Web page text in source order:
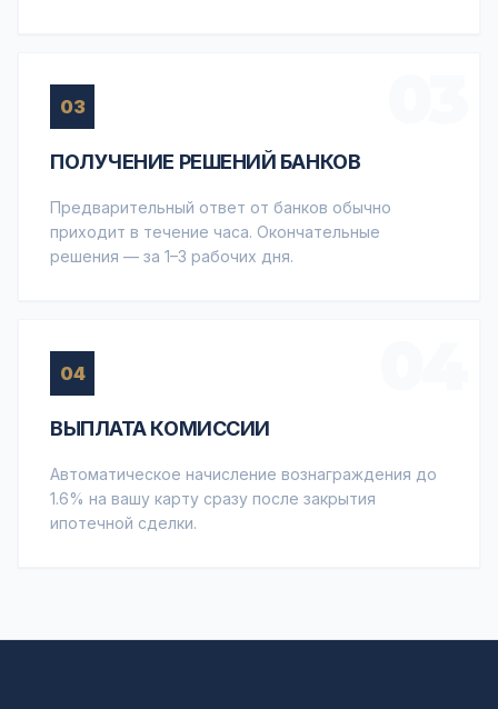
03
ПОЛУЧЕНИЕ РЕШЕНИЙ БАНКОВ
Предварительный ответ от банков обычно
приходит в течение часа. Окончательные
решения — за 1–3 рабочих дня.
04
ВЫПЛАТА КОМИССИИ
Автоматическое начисление вознаграждения до
1.6% на вашу карту сразу после закрытия
ипотечной сделки.